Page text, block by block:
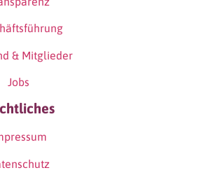
& Mitglieder
Jobs